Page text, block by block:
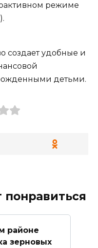
режиме
создает удобные и
детьми.
районе
зерновых